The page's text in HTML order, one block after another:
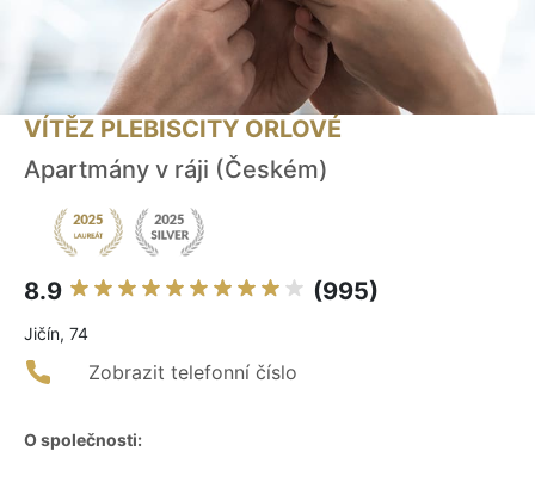
VÍTĚZ PLEBISCITY ORLOVÉ
Apartmány v ráji (Českém)
8.9 (995)
Jičín, 74
Zobrazit telefonní číslo
O společnosti: